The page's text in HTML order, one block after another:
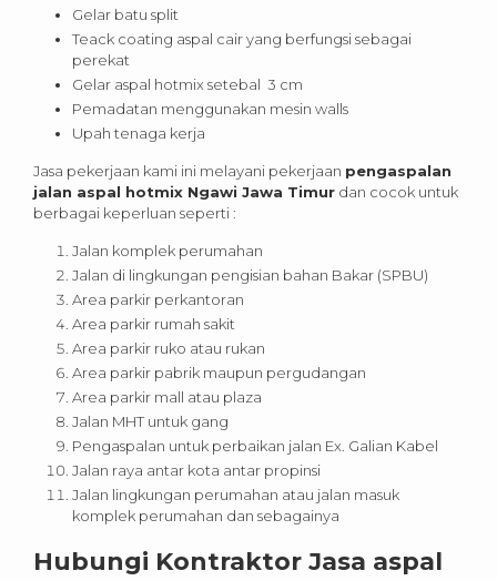
Gelar batu split
Teack coating aspal cair yang berfungsi sebagai
perekat
Gelar aspal hotmix setebal 3 cm
Pemadatan menggunakan mesin walls
Upah tenaga kerja
Jasa pekerjaan kami ini melayani pekerjaan pengaspalan
jalan aspal hotmix Ngawi Jawa Timur dan cocok untuk
berbagai keperluan seperti :
Jalan komplek perumahan
Jalan di lingkungan pengisian bahan Bakar (SPBU)
Area parkir perkantoran
Area parkir rumah sakit
Area parkir ruko atau rukan
Area parkir pabrik maupun pergudangan
Area parkir mall atau plaza
Jalan MHT untuk gang
Pengaspalan untuk perbaikan jalan Ex. Galian Kabel
Jalan raya antar kota antar propinsi
Jalan lingkungan perumahan atau jalan masuk
komplek perumahan dan sebagainya
Hubungi Kontraktor Jasa aspal